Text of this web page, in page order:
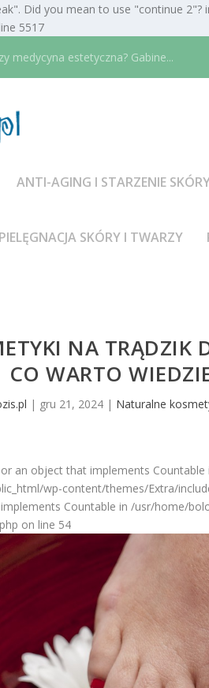
Did you mean to use "continue
5517
medycyna estetyczna? Gabine...
ANTI-AGING I STARZENIE
PIELĘGNACJA SKÓRY I TWARZY
NA TRĄDZIK
CO WARTO
| gru 21, 2024| Naturalne
an object that implements Countable
wp-content/themes/Extra/
Countable in /usr/home/
on line 54